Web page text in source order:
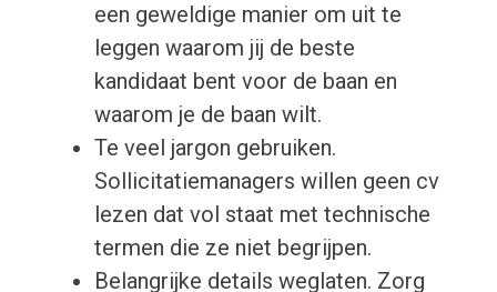
een geweldige manier om uit te
leggen waarom jij de beste
kandidaat bent voor de baan en
waarom je de baan wilt.
Te veel jargon gebruiken.
Sollicitatiemanagers willen geen cv
lezen dat vol staat met technische
termen die ze niet begrijpen.
Belangrijke details weglaten. Zorg